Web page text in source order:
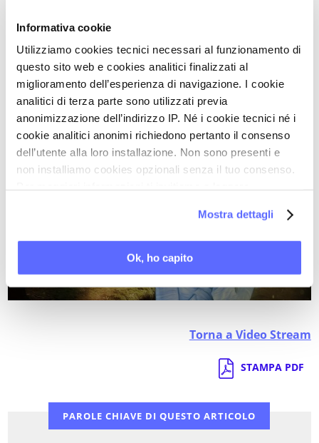
Informativa cookie
Utilizziamo cookies tecnici necessari al funzionamento di
questo sito web e cookies analitici finalizzati al
miglioramento dell’esperienza di navigazione. I cookie
analitici di terza parte sono utilizzati previa
anonimizzazione dell’indirizzo IP. Né i cookie tecnici né i
cookie analitici anonimi richiedono pertanto il consenso
dell’utente alla loro installazione. Non sono presenti e
non installiamo cookies opzionali senza il tuo consenso.
Mostra dettagli
Ok, ho capito
- le attività di formazione per i medici, gli
psicoterapeuti e i sessuologi;
- le finalità dei seminari gratuiti rivolti alle
pazienti;
- le pubblicazioni più recenti dei membri
dell’Associazione.
Ultimi articoli su:
DOLORE VULVARE
Torna a Video Stream
STAMPA PDF
PAROLE CHIAVE DI QUESTO ARTICOLO